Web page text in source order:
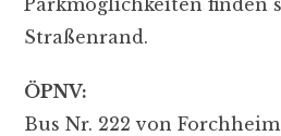
Straßenrand.
ÖPNV:
Bus Nr. 222 von